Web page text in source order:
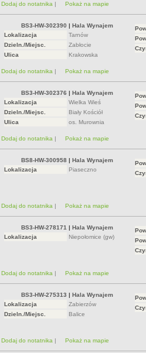
Dodaj do notatnika | Pokaż na mapie
BS3-HW-302390 | Hala Wynajem
Lokalizacja
Tarnów
Dzieln./Miejsc.
Zabłocie
Ulica
Krakowska
Dodaj do notatnika | Pokaż na mapie
BS3-HW-302376 | Hala Wynajem
Lokalizacja
Wielka Wieś
Dzieln./Miejsc.
Biały Kościół
Ulica
os. Murownia
Dodaj do notatnika | Pokaż na mapie
BS8-HW-300958 | Hala Wynajem
Lokalizacja
Piaseczno
Dodaj do notatnika | Pokaż na mapie
BS3-HW-278171 | Hala Wynajem
Lokalizacja
Niepołomice (gw)
Dodaj do notatnika | Pokaż na mapie
BS3-HW-275313 | Hala Wynajem
Lokalizacja
Zabierzów
Dzieln./Miejsc.
Balice
Dodaj do notatnika | Pokaż na mapie